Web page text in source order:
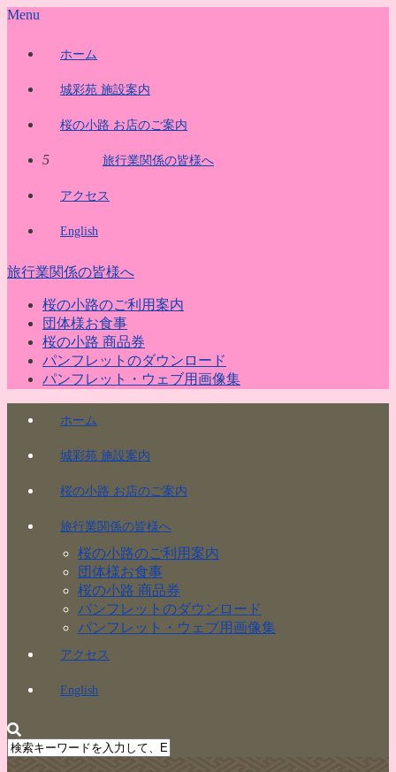
Menu
ホーム
城彩苑 施設案内
桜の小路 お店のご案内
5 旅行業関係の皆様へ
アクセス
English
旅行業関係の皆様へ
桜の小路のご利用案内
団体様お食事
桜の小路 商品券
パンフレットのダウンロード
パンフレット・ウェブ用画像集
ホーム
城彩苑 施設案内
桜の小路 お店のご案内
旅行業関係の皆様へ
桜の小路のご利用案内
団体様お食事
桜の小路 商品券
パンフレットのダウンロード
パンフレット・ウェブ用画像集
アクセス
English